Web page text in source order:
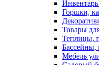
Горшки,
Товары
Теплицы,
Бассейны,
Мебель